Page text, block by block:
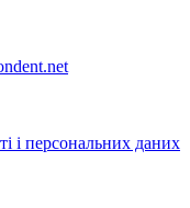
і персональних даних